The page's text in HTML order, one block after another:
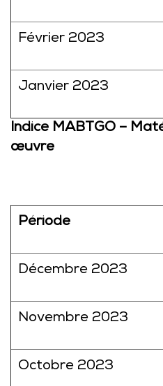
Février 2023
Janvier 2023
Indice MABTGO –
œuvre
Période
Décembre 2023
Novembre 2023
Octobre 2023